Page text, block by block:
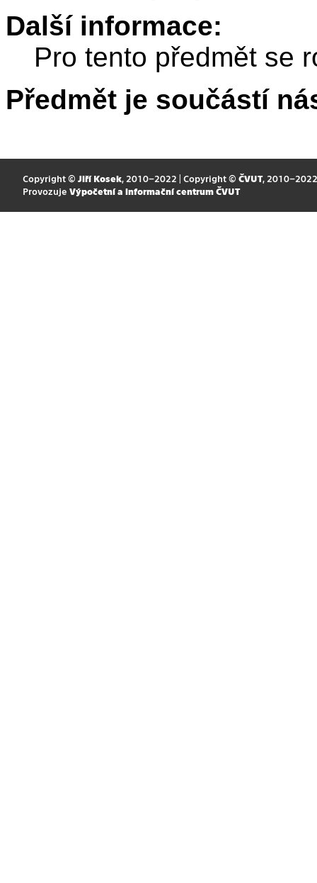
Další informace:
Pro tento předmět se
Předmět je součástí
Copyright © Jiří Kosek, 2010–2022 | Copyright © ČVUT, 2010–2022
Provozuje Výpočetní a informační centrum ČVUT